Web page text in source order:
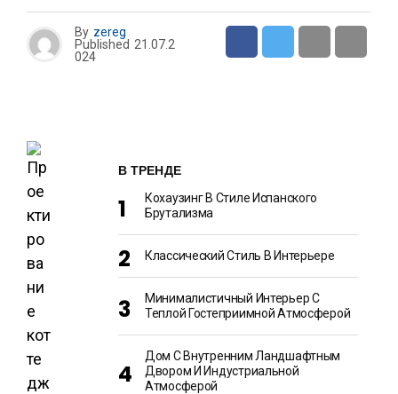
By zereg
Published 21.07.2
024
В ТРЕНДЕ
Кохаузинг В Стиле Испанского
Брутализма
Классический Стиль В Интерьере
Минималистичный Интерьер С
Теплой Гостеприимной Атмосферой
Дом С Внутренним Ландшафтным
Двором И Индустриальной
Атмосферой